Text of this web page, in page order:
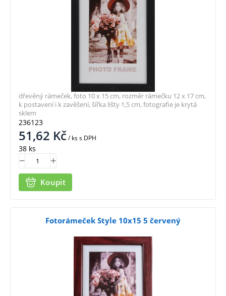
236123
51,62 Kč/ kss DPH
38 ks
Koupit
dřevěný rámeček, foto 10 x 15 cm, rozměr rámečku 12 x 17 cm,
k postavení i k zavěšení, šířka lišty 1,5 cm, fotografie je krytá
sklem
Fotorámeček Style 10x15 5 červený